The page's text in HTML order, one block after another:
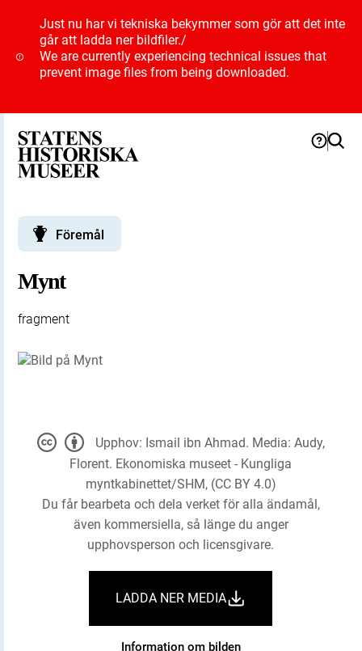
Just nu har vi tekniska bekymmer som gör att det inte
går att ladda ner bildfiler./
We are currently experiencing technical issues that
prevent image files from being downloaded.
Föremål
Mynt
fragment
Upphov: Ismail ibn Ahmad. Media: Audy,
Florent. Ekonomiska museet - Kungliga
myntkabinettet/SHM, (CC BY 4.0)
Du får bearbeta och dela verket för alla ändamål,
även kommersiella, så länge du anger
upphovsperson och licensgivare.
LADDA NER MEDIA
Information om bilden